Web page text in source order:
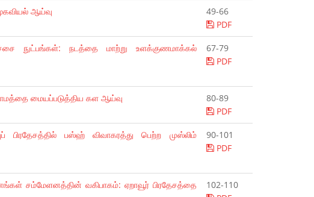
ஆய்வு
49-66
PDF
நுட்பங்கள்: நடத்தை மாற்று உளக்குணமாக்கல்
67-79
PDF
மையப்படுத்திய கள ஆய்வு
80-89
PDF
பஸ்ஹ் விவாகரத்து பெற்ற முஸ்லிம்
90-101
PDF
சம்மேளனத்தின் வகிபாகம்: ஏறாவூர் பிரதேசத்தை
102-110